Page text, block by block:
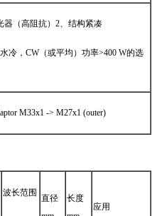
器（高阻抗）2、结构紧凑
冷，CW（或平均）功率>400 W的选
M33x1 ‐> M27x1 (outer)
波长范围
直径
长度
应用